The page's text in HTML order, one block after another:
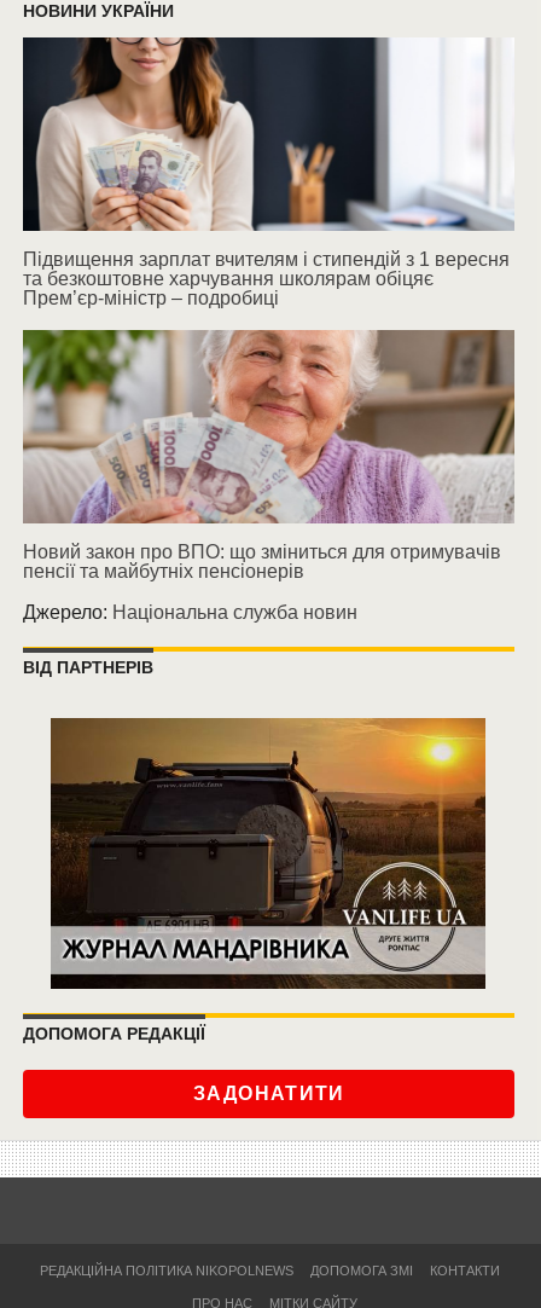
НОВИНИ УКРАЇНИ
Підвищення зарплат вчителям і стипендій з 1 вересня
та безкоштовне харчування школярам обіцяє
Прем’єр-міністр – подробиці
Новий закон про ВПО: що зміниться для отримувачів
пенсії та майбутніх пенсіонерів
Джерело: Національна служба новин
ВІД ПАРТНЕРІВ
ДОПОМОГА РЕДАКЦІЇ
ЗАДОНАТИТИ
РЕДАКЦІЙНА ПОЛІТИКА NIKOPOLNEWS ДОПОМОГА ЗМІ КОНТАКТИ
ПРО НАС МІТКИ САЙТУ